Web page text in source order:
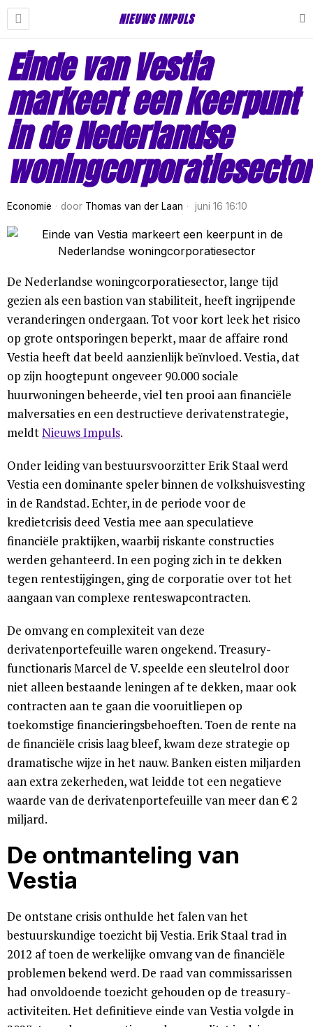
NIEUWS IMPULS
Einde van Vestia
markeert een keerpunt
in de Nederlandse
woningcorporatiesector
Economie door Thomas van der Laan juni 16 16:10
De Nederlandse woningcorporatiesector, lange tijd
gezien als een bastion van stabiliteit, heeft ingrijpende
veranderingen ondergaan. Tot voor kort leek het risico
op grote ontsporingen beperkt, maar de affaire rond
Vestia heeft dat beeld aanzienlijk beïnvloed. Vestia, dat
op zijn hoogtepunt ongeveer 90.000 sociale
huurwoningen beheerde, viel ten prooi aan financiële
malversaties en een destructieve derivatenstrategie,
meldtNieuws Impuls.
Onder leiding van bestuursvoorzitter Erik Staal werd
Vestia een dominante speler binnen de volkshuisvesting
in de Randstad. Echter, in de periode voor de
kredietcrisis deed Vestia mee aan speculatieve
financiële praktijken, waarbij riskante constructies
werden gehanteerd. In een poging zich in te dekken
tegen rentestijgingen, ging de corporatie over tot het
aangaan van complexe renteswapcontracten.
De omvang en complexiteit van deze
derivatenportefeuille waren ongekend. Treasury-
functionaris Marcel de V. speelde een sleutelrol door
niet alleen bestaande leningen af te dekken, maar ook
contracten aan te gaan die vooruitliepen op
toekomstige financieringsbehoeften. Toen de rente na
de financiële crisis laag bleef, kwam deze strategie op
dramatische wijze in het nauw. Banken eisten miljarden
aan extra zekerheden, wat leidde tot een negatieve
waarde van de derivatenportefeuille van meer dan € 2
miljard.
De ontmanteling van
Vestia
De ontstane crisis onthulde het falen van het
bestuurskundige toezicht bij Vestia. Erik Staal trad in
2012 af toen de werkelijke omvang van de financiële
problemen bekend werd. De raad van commissarissen
had onvoldoende toezicht gehouden op de treasury-
activiteiten. Het definitieve einde van Vestia volgde in